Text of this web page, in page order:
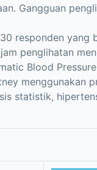
Gangguan
responden yang
penglihatan
Blood
menggunakan
statistik,